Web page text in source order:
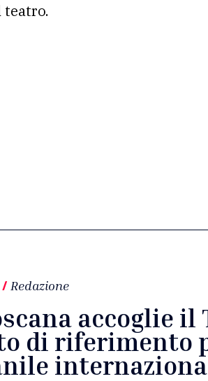
teatro.
/ Redazione
accoglie
di riferimento